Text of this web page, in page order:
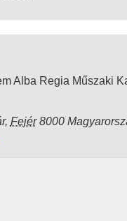
Alba Regia Műszaki
, Fejér 8000